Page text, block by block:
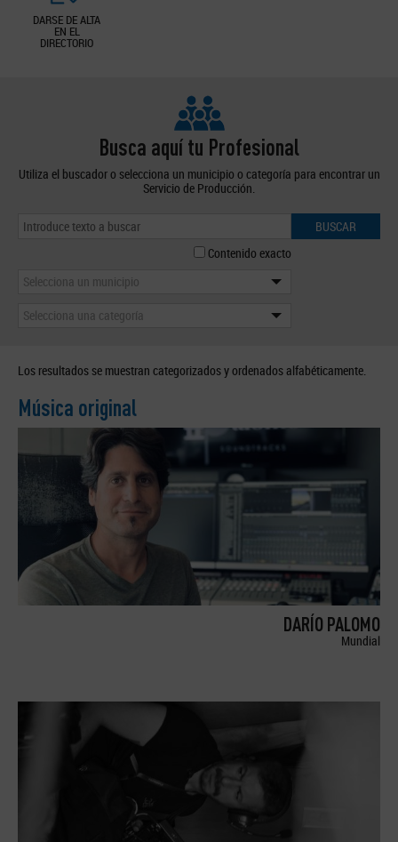
DARSE DE ALTA
EN EL
DIRECTORIO
Busca aquí tu Profesional
Utiliza el buscador o selecciona un municipio o categoría para encontrar un
Servicio de Producción.
BUSCAR
Contenido exacto
Selecciona un municipio
Selecciona una categoría
Los resultados se muestran categorizados y ordenados alfabéticamente.
Música original
DARÍO PALOMO
Mundial